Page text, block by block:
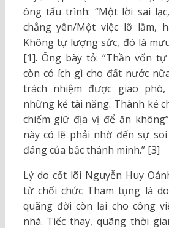
ông tấu trình: “Một lời sai
chẳng yên/Một việc lỡ lầm,
Không tự lượng sức, đó là
[1]. Ông bày tỏ: “Thần vốn
còn có ích gì cho đất nước
trách nhiệm được giao
những kẻ tài năng. Thành kẻ
chiếm giữ địa vị để ăn
này có lẽ phải nhờ đến sự
đáng của bậc thánh minh.” [3]
Lý do cốt lõi Nguyễn Huy
từ chối chức Tham tụng là
quãng đời còn lại cho công
nhà. Tiếc thay, quãng thời